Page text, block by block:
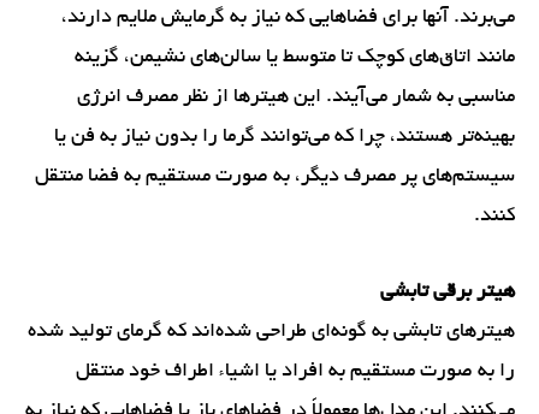
می‌برند. آنها برای فضاهایی که نیاز به گرمایش ملایم دارند،
مانند اتاق‌های کوچک تا متوسط یا سالن‌های نشیمن، گزینه
مناسبی به شمار می‌آیند. این هیترها از نظر مصرف انرژی
بهینه‌تر هستند، چرا که می‌توانند گرما را بدون نیاز به فن یا
سیستم‌های پر مصرف دیگر، به صورت مستقیم به فضا منتقل
کنند.
هیتر برقی تابشی
هیترهای تابشی به گونه‌ای طراحی شده‌اند که گرمای تولید شده
را به صورت مستقیم به افراد یا اشیاء اطراف خود منتقل